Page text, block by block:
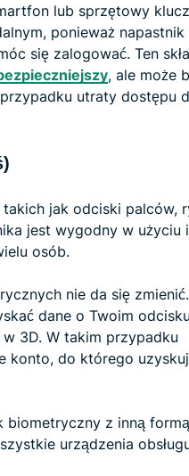
lub sprzętowy klucz
ponieważ napastnik
się zalogować. Ten
, ale może
utraty dostępu
jak odciski palców,
jest wygodny w użyciu
osób.
nie da się
dane o Twoim
3D. W takim przypadku
konto, do którego
biometryczny z inną formą
urządzenia